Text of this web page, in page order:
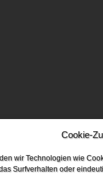
Cookie-
wir Technologien wie
Surfverhalten oder